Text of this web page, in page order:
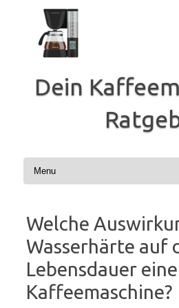
springen
Dein
Welche
Wasserhärte auf
Lebensdauer
Kaffeemaschine?